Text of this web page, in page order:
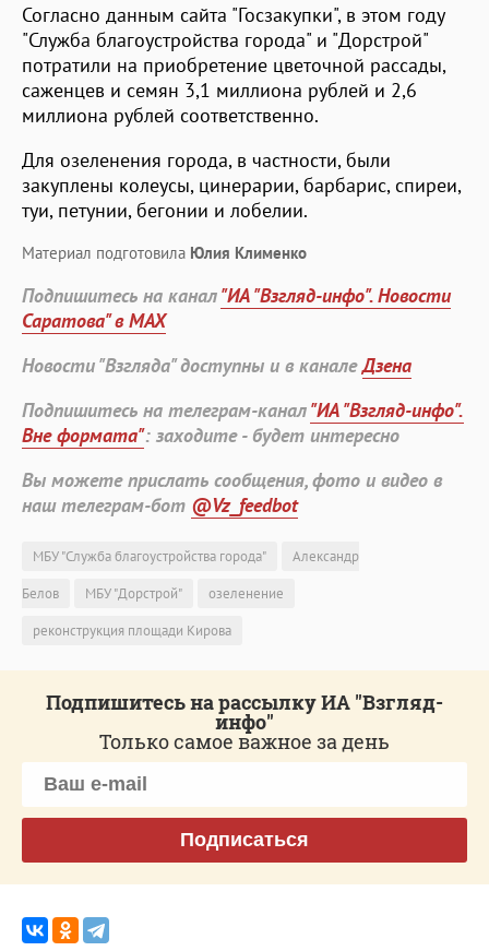
Согласно данным сайта "Госзакупки", в этом году
"Служба благоустройства города" и "Дорстрой"
потратили на приобретение цветочной рассады,
саженцев и семян 3,1 миллиона рублей и 2,6
миллиона рублей соответственно.
Для озеленения города, в частности, были
закуплены колеусы, цинерарии, барбарис, спиреи,
туи, петунии, бегонии и лобелии.
Материал подготовила Юлия Клименко
Подпишитесь на канал"ИА "Взгляд-инфо". Новости
Саратова" в MAX
Новости "Взгляда" доступны и в каналеДзена
Подпишитесь на телеграм-канал"ИА "Взгляд-инфо".
Вне формата": заходите - будет интересно
Вы можете прислать сообщения, фото и видео в
наш телеграм-бот @Vz_feedbot
МБУ "Служба благоустройства города"
Александр
Белов
МБУ "Дорстрой"
озеленение
реконструкция площади Кирова
Подпишитесь на рассылку ИА "Взгляд-
инфо"
Только самое важное за день
Подписаться